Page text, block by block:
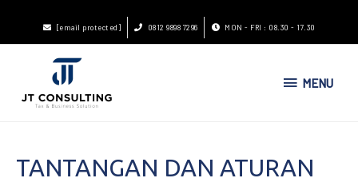
[email protected] 0812 9898 7296 MON - FRI : 08.30 - 17.30
MENU
TANTANGAN DAN ATURAN